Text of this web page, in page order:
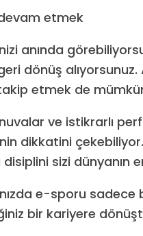
etmek
anında
dönüş
etmek de
ve istikrarlı
dikkatini
sizi dünyanın
e-sporu
bir kariyere